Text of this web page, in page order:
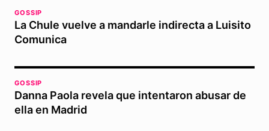
GOSSIP
La Chule vuelve a mandarle indirecta a Luisito
Comunica
GOSSIP
Danna Paola revela que intentaron abusar de
ella en Madrid